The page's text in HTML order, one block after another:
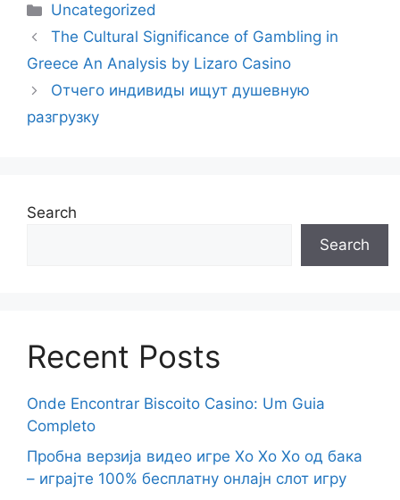
Uncategorized
The Cultural Significance of Gambling in
Greece An Analysis by Lizaro Casino
Отчего индивиды ищут душевную
разгрузку
Search
Search
Recent Posts
Onde Encontrar Biscoito Casino: Um Guia
Completo
Пробна верзија видео игре Хо Хо Хо од бака
– играјте 100% бесплатну онлајн слот игру